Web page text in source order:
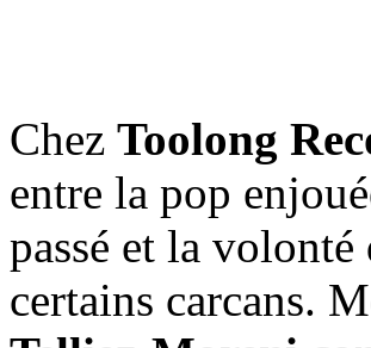
Chez Toolong
entre la pop
passé et la
certains carcans.